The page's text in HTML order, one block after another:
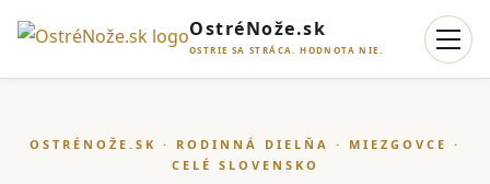
OstréNože.sk
OSTRIE SA STRÁCA. HODNOTA NIE.
OSTRÉNOŽE.SK · RODINNÁ DIELŇA · MIEZGOVCE ·
CELÉ SLOVENSKO